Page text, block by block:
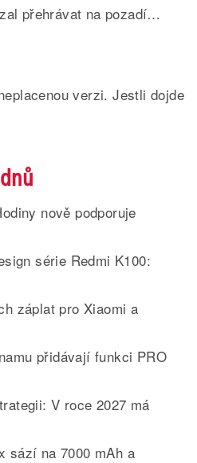
přehrávat na pozadí…
verzi. Jestli dojde
nově podporuje
série Redmi K100:
záplat pro Xiaomi a
přidávají funkci PRO
V roce 2027 má
sází na 7000 mAh a